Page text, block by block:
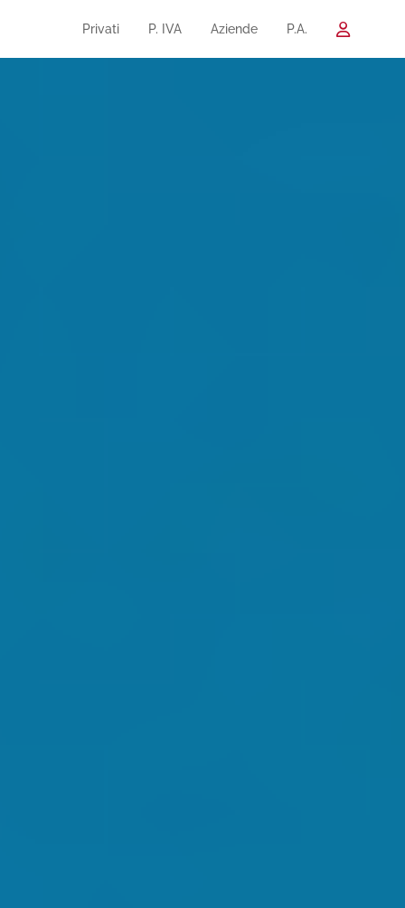
Privati P. IVA Aziende P.A.